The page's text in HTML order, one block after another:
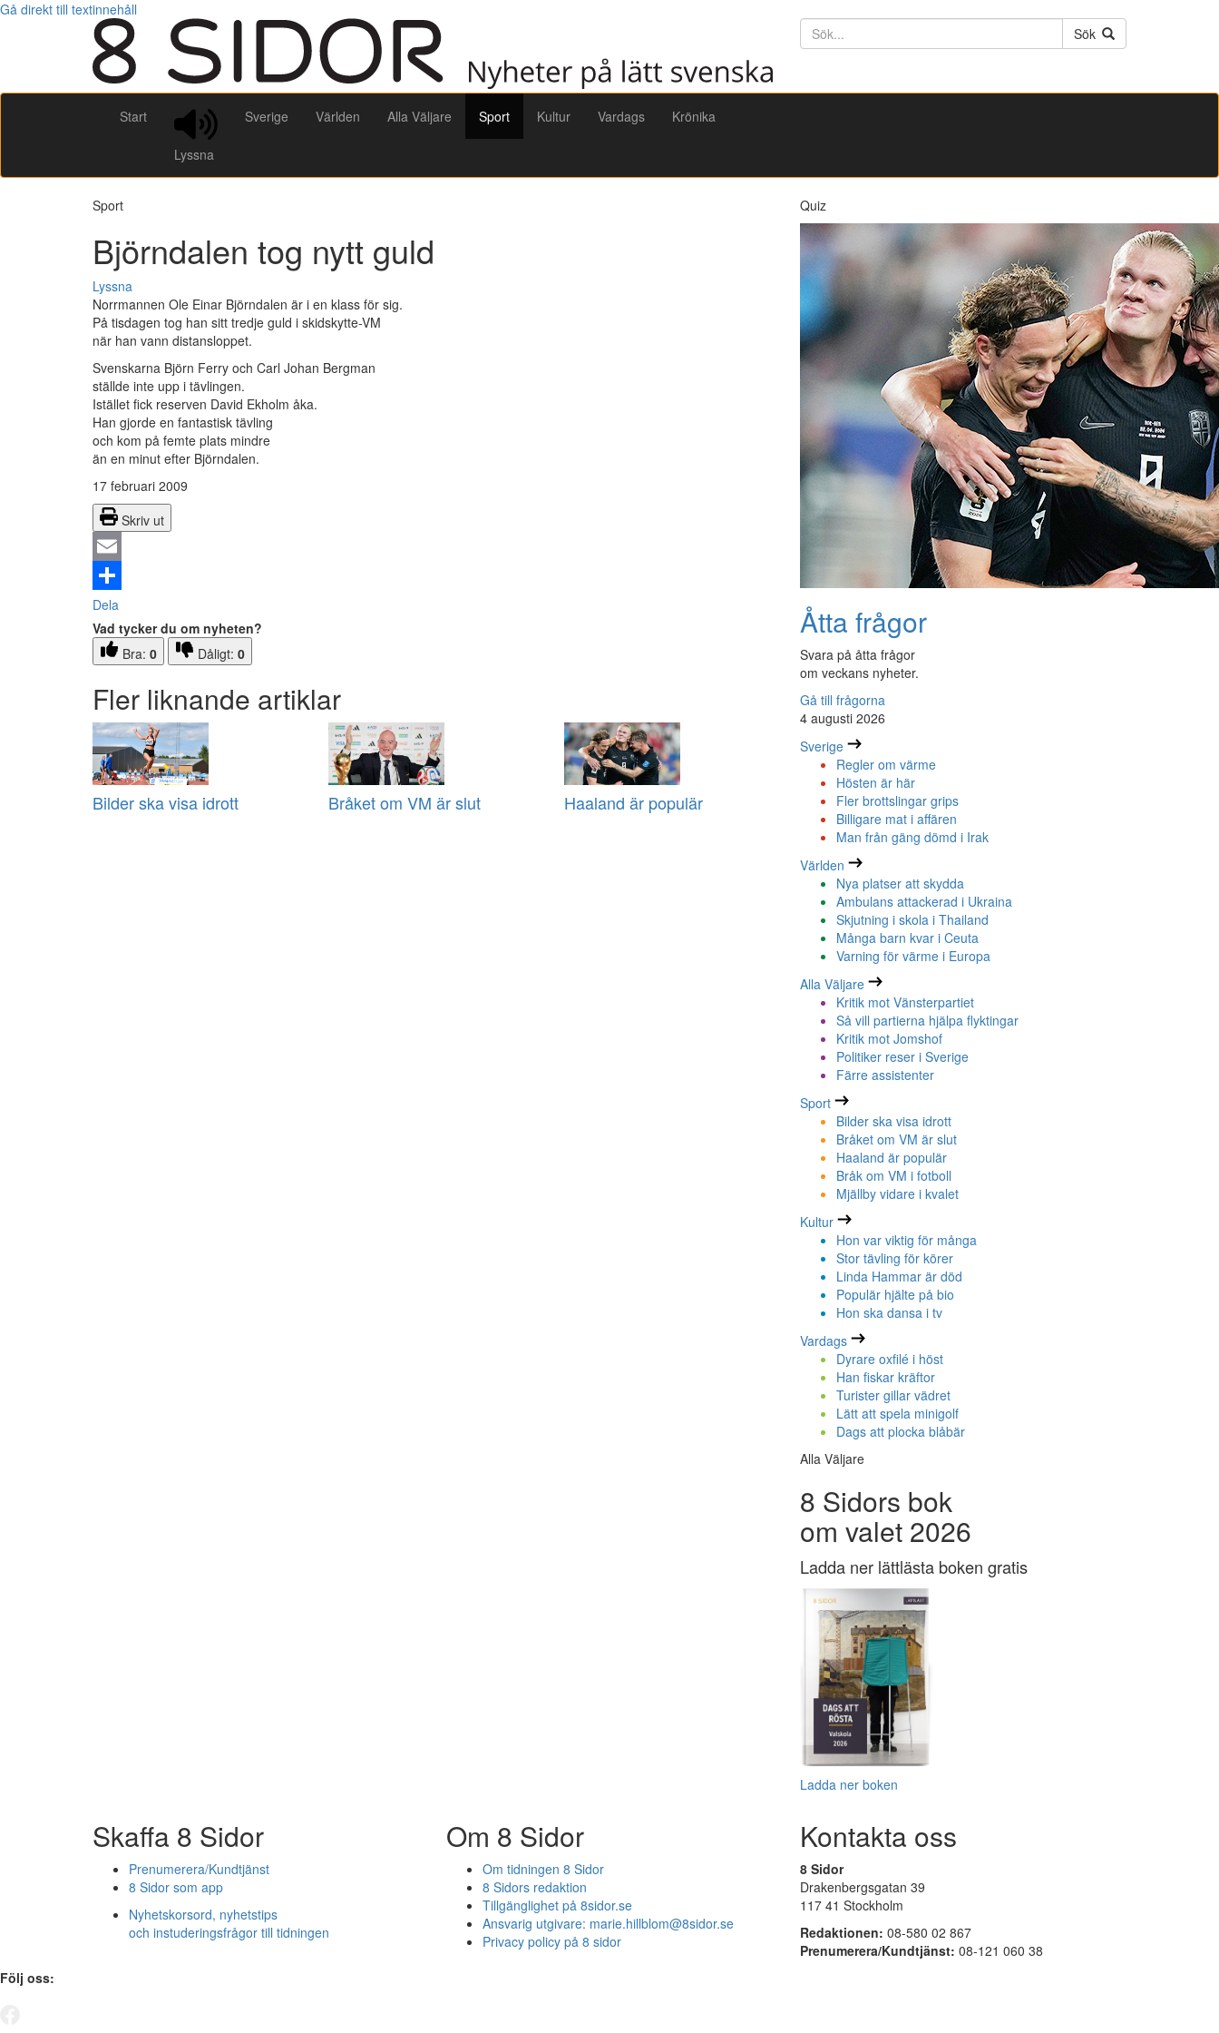
Gå direkt till textinnehåll
Söktext
Sök
Start
Lyssna
Sverige Världen Alla Väljare Sport Kultur Vardags Krönika
Sport
Björndalen tog nytt guld
Lyssna
Norrmannen Ole Einar Björndalen är i en klass för sig.
På tisdagen tog han sitt tredje guld i skidskytte-VM
när han vann distansloppet.
Svenskarna Björn Ferry och Carl Johan Bergman
ställde inte upp i tävlingen.
Istället fick reserven David Ekholm åka.
Han gjorde en fantastisk tävling
och kom på femte plats mindre
än en minut efter Björndalen.
17 februari 2009
Skriv ut
Email
Dela
Vad tycker du om nyheten?
Bra: 0 Dåligt: 0
Fler liknande artiklar
Bilder ska visa idrott Bråket om VM är slut Haaland är populär
Quiz
Åtta frågor
Svara på åtta frågor
om veckans nyheter.
Gå till frågorna
4 augusti 2026
Sverige
Regler om värme
Hösten är här
Fler brottslingar grips
Billigare mat i affären
Man från gäng dömd i Irak
Världen
Nya platser att skydda
Ambulans attackerad i Ukraina
Skjutning i skola i Thailand
Många barn kvar i Ceuta
Varning för värme i Europa
Alla Väljare
Kritik mot Vänsterpartiet
Så vill partierna hjälpa flyktingar
Kritik mot Jomshof
Politiker reser i Sverige
Färre assistenter
Sport
Bilder ska visa idrott
Bråket om VM är slut
Haaland är populär
Bråk om VM i fotboll
Mjällby vidare i kvalet
Kultur
Hon var viktig för många
Stor tävling för körer
Linda Hammar är död
Populär hjälte på bio
Hon ska dansa i tv
Vardags
Dyrare oxfilé i höst
Han fiskar kräftor
Turister gillar vädret
Lätt att spela minigolf
Dags att plocka blåbär
Alla Väljare
8 Sidors bok
om valet 2026
Ladda ner lättlästa boken gratis
Ladda ner boken
Skaffa 8 Sidor
Prenumerera/Kundtjänst
8 Sidor som app
Nyhetskorsord, nyhetstips
och instuderingsfrågor till tidningen
Om 8 Sidor
Om tidningen 8 Sidor
8 Sidors redaktion
Tillgänglighet på 8sidor.se
Ansvarig utgivare: marie.hillblom@8sidor.se
Privacy policy på 8 sidor
Kontakta oss
8 Sidor
Drakenbergsgatan 39
117 41 Stockholm
Redaktionen: 08-580 02 867
Prenumerera/Kundtjänst: 08-121 060 38
Följ oss: